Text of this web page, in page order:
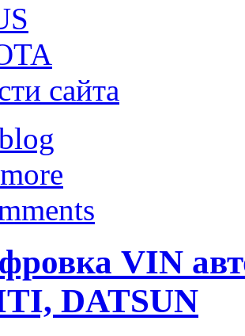
сайта
VIN
DATSUN